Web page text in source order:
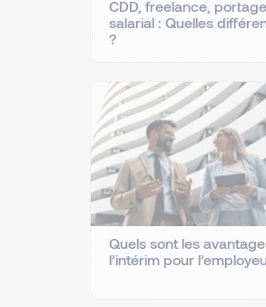
CDD, freelance, portage
salarial : Quelles
?
Quels sont les
l’intérim pour